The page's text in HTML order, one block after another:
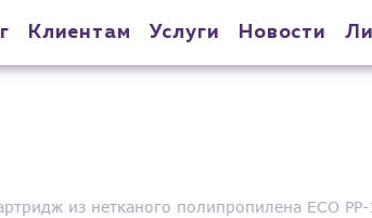
Клиентам Услуги Новости
из нетканого полипропилена ECO